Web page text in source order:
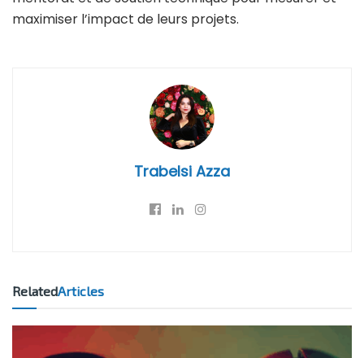
maximiser l’impact de leurs projets.
Trabelsi Azza
RelatedArticles